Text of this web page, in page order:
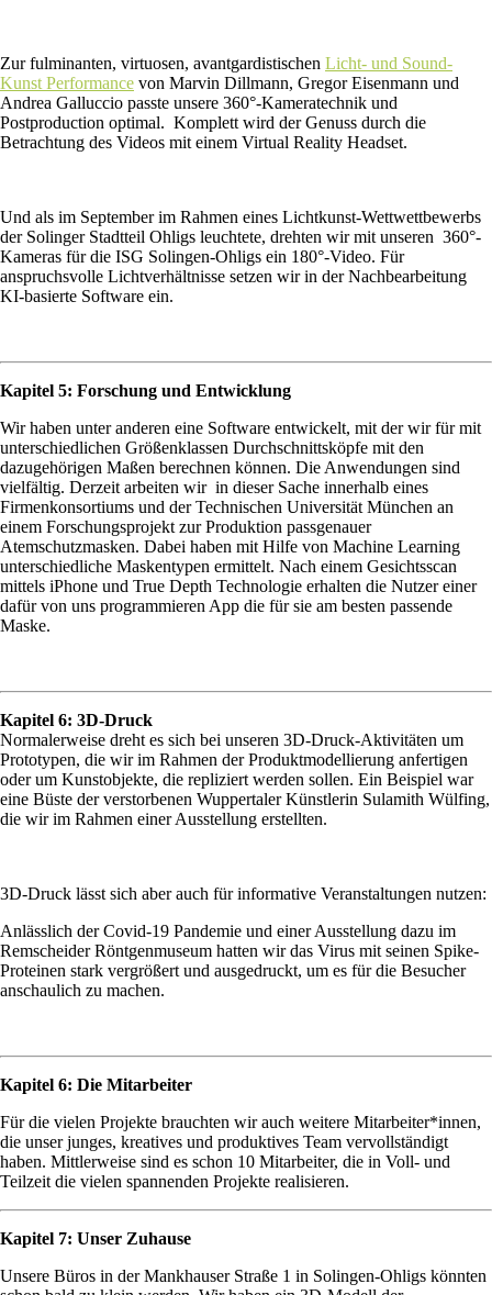
Zur fulminanten, virtuosen, avantgardistischen Licht- und Sound-
Kunst Performance von Marvin Dillmann, Gregor Eisenmann und
Andrea Galluccio passte unsere 360°-Kameratechnik und
Postproduction optimal. Komplett wird der Genuss durch die
Betrachtung des Videos mit einem Virtual Reality Headset.
Und als im September im Rahmen eines Lichtkunst-Wettwettbewerbs
der Solinger Stadtteil Ohligs leuchtete, drehten wir mit unseren 360°-
Kameras für die ISG Solingen-Ohligs ein 180°-Video. Für
anspruchsvolle Lichtverhältnisse setzen wir in der Nachbearbeitung
KI-basierte Software ein.
Kapitel 5: Forschung und Entwicklung
Wir haben unter anderen eine Software entwickelt, mit der wir für mit
unterschiedlichen Größenklassen Durchschnittsköpfe mit den
dazugehörigen Maßen berechnen können. Die Anwendungen sind
vielfältig. Derzeit arbeiten wir in dieser Sache innerhalb eines
Firmenkonsortiums und der Technischen Universität München an
einem Forschungsprojekt zur Produktion passgenauer
Atemschutzmasken. Dabei haben mit Hilfe von Machine Learning
unterschiedliche Maskentypen ermittelt. Nach einem Gesichtsscan
mittels iPhone und True Depth Technologie erhalten die Nutzer einer
dafür von uns programmieren App die für sie am besten passende
Maske.
Kapitel 6: 3D-Druck
Normalerweise dreht es sich bei unseren 3D-Druck-Aktivitäten um
Prototypen, die wir im Rahmen der Produktmodellierung anfertigen
oder um Kunstobjekte, die repliziert werden sollen. Ein Beispiel war
eine Büste der verstorbenen Wuppertaler Künstlerin Sulamith Wülfing,
die wir im Rahmen einer Ausstellung erstellten.
3D-Druck lässt sich aber auch für informative Veranstaltungen nutzen:
Anlässlich der Covid-19 Pandemie und einer Ausstellung dazu im
Remscheider Röntgenmuseum hatten wir das Virus mit seinen Spike-
Proteinen stark vergrößert und ausgedruckt, um es für die Besucher
anschaulich zu machen.
Kapitel 6: Die Mitarbeiter
Für die vielen Projekte brauchten wir auch weitere Mitarbeiter*innen,
die unser junges, kreatives und produktives Team vervollständigt
haben. Mittlerweise sind es schon 10 Mitarbeiter, die in Voll- und
Teilzeit die vielen spannenden Projekte realisieren.
Kapitel 7: Unser Zuhause
Unsere Büros in der Mankhauser Straße 1 in Solingen-Ohligs könnten